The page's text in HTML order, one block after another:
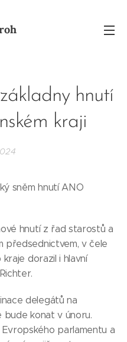
hnutí
kraji
sněm hnutí ANO
hnutí z řad starostů a
předsednictvem, v čele
kraje dorazil i hlavní
delegátů na
bude konat v únoru.
parlamentu a